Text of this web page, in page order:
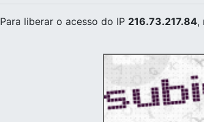
Para liberar o acesso do IP 216.73.217.84,